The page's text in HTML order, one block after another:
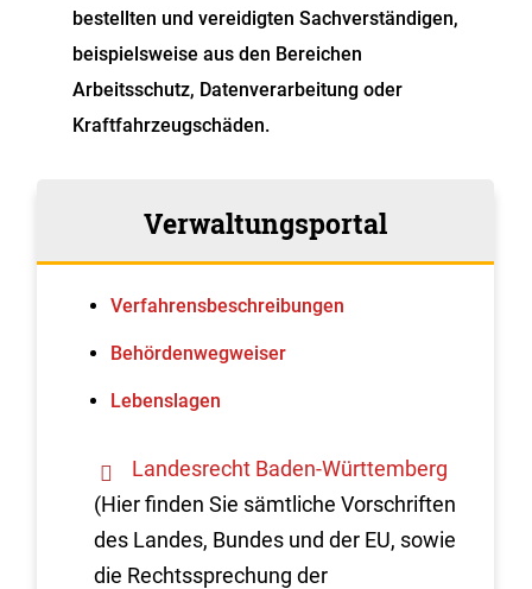
bestellten und vereidigten Sachverständigen,
beispielsweise aus den Bereichen
Arbeitsschutz, Datenverarbeitung oder
Kraftfahrzeugschäden.
Verwaltungsportal
Verfahrens­beschreibungen
Behördenwegweiser
Lebenslagen
Landesrecht Baden-Württemberg
(Hier finden Sie sämtliche Vorschriften
des Landes, Bundes und der EU, sowie
die Rechtssprechung der